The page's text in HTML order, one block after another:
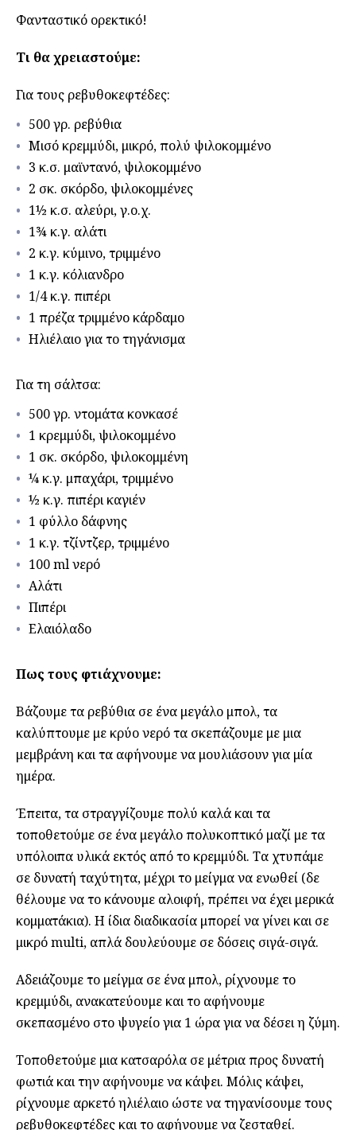
Φανταστικό ορεκτικό!
Τι θα χρειαστούμε:
Για τους ρεβυθοκεφτέδες:
500 γρ. ρεβύθια
Μισό κρεμμύδι, μικρό, πολύ ψιλοκομμένο
3 κ.σ. μαϊντανό, ψιλοκομμένο
2 σκ. σκόρδο, ψιλοκομμένες
1½ κ.σ. αλεύρι, γ.ο.χ.
1¾ κ.γ. αλάτι
2 κ.γ. κύμινο, τριμμένο
1 κ.γ. κόλιανδρο
1/4 κ.γ. πιπέρι
1 πρέζα τριμμένο κάρδαμο
Ηλιέλαιο για το τηγάνισμα
Για τη σάλτσα:
500 γρ. ντομάτα κονκασέ
1 κρεμμύδι, ψιλοκομμένο
1 σκ. σκόρδο, ψιλοκομμένη
¼ κ.γ. μπαχάρι, τριμμένο
½ κ.γ. πιπέρι καγιέν
1 φύλλο δάφνης
1 κ.γ. τζίντζερ, τριμμένο
100 ml νερό
Αλάτι
Πιπέρι
Ελαιόλαδο
Πως τους φτιάχνουμε:
Βάζουμε τα ρεβύθια σε ένα μεγάλο μπολ, τα
καλύπτουμε με κρύο νερό τα σκεπάζουμε με μια
μεμβράνη και τα αφήνουμε να μουλιάσουν για μία
ημέρα.
Έπειτα, τα στραγγίζουμε πολύ καλά και τα
τοποθετούμε σε ένα μεγάλο πολυκοπτικό μαζί με τα
υπόλοιπα υλικά εκτός από το κρεμμύδι. Τα χτυπάμε
σε δυνατή ταχύτητα, μέχρι το μείγμα να ενωθεί (δε
θέλουμε να το κάνουμε αλοιφή, πρέπει να έχει μερικά
κομματάκια). Η ίδια διαδικασία μπορεί να γίνει και σε
μικρό multi, απλά δουλεύουμε σε δόσεις σιγά-σιγά.
Αδειάζουμε το μείγμα σε ένα μπολ, ρίχνουμε το
κρεμμύδι, ανακατεύουμε και το αφήνουμε
σκεπασμένο στο ψυγείο για 1 ώρα για να δέσει η ζύμη.
Τοποθετούμε μια κατσαρόλα σε μέτρια προς δυνατή
φωτιά και την αφήνουμε να κάψει. Μόλις κάψει,
ρίχνουμε αρκετό ηλιέλαιο ώστε να τηγανίσουμε τους
ρεβυθοκεφτέδες και το αφήνουμε να ζεσταθεί.